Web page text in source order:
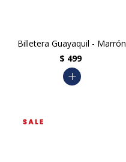
Billetera Guayaquil - Marrón
$ 499
add